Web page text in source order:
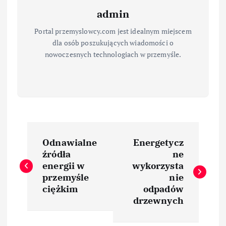
admin
Portal przemyslowcy.com jest idealnym miejscem
dla osób poszukujących wiadomości o
nowoczesnych technologiach w przemyśle.
a
Odnawialne
źródła
energii w
przemyśle
ciężkim
Energetycz
ne
wykorzysta
nie
odpadów
drzewnych